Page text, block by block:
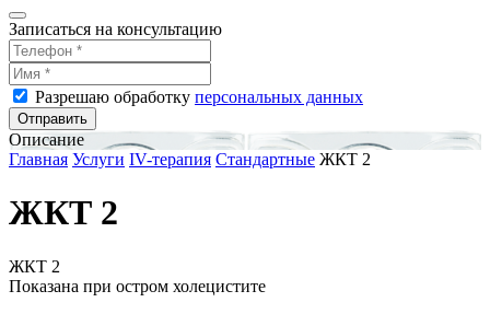
Записаться на консультацию
Разрешаю обработку персональных данных
Отправить
Описание
Главная Услуги IV-терапия Стандартные ЖКТ 2
ЖКТ 2
ЖКТ 2
Показана при остром холецистите